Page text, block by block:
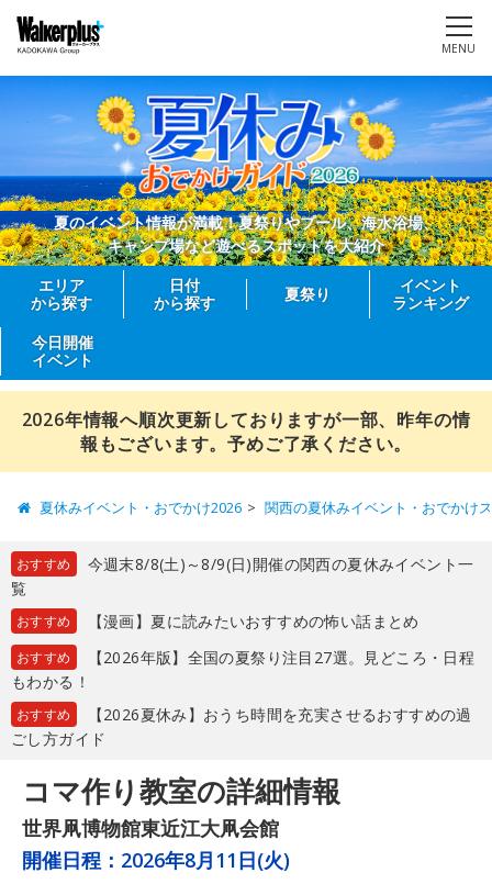
MENU
夏のイベント情報が満載！夏祭りやプール、海水浴場、
キャンプ場など遊べるスポットを大紹介
エリア
から探す
日付
から探す
夏祭り
イベント
ランキング
今日開催
イベント
2026年情報へ順次更新しておりますが一部、昨年の情
報もございます。予めご了承ください。
夏休みイベント・おでかけ2026 関西の夏休みイベント・おでかけ
おすすめ
今週末8/8(土)～8/9(日)開催の関西の夏休みイベント一
覧
おすすめ 【漫画】夏に読みたいおすすめの怖い話まとめ
おすすめ
【2026年版】全国の夏祭り注目27選。見どころ・日程
もわかる！
おすすめ
【2026夏休み】おうち時間を充実させるおすすめの過
ごし方ガイド
コマ作り教室の詳細情報
世界凧博物館東近江大凧会館
開催日程： 2026年8月11日(火)